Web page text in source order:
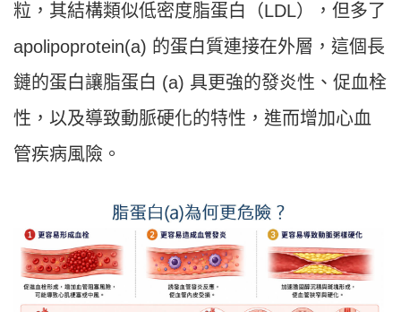
粒，其結構類似低密度脂蛋白（LDL），但多了
apolipoprotein(a) 的蛋白質連接在外層，這個長
鏈的蛋白讓脂蛋白 (a) 具更強的發炎性、促血栓
性，以及導致動脈硬化的特性，進而增加心血
管疾病風險。